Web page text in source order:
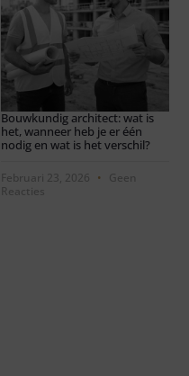
Bouwkundig architect: wat is
het, wanneer heb je er één
nodig en wat is het verschil?
Februari 23, 2026
Geen
Reacties